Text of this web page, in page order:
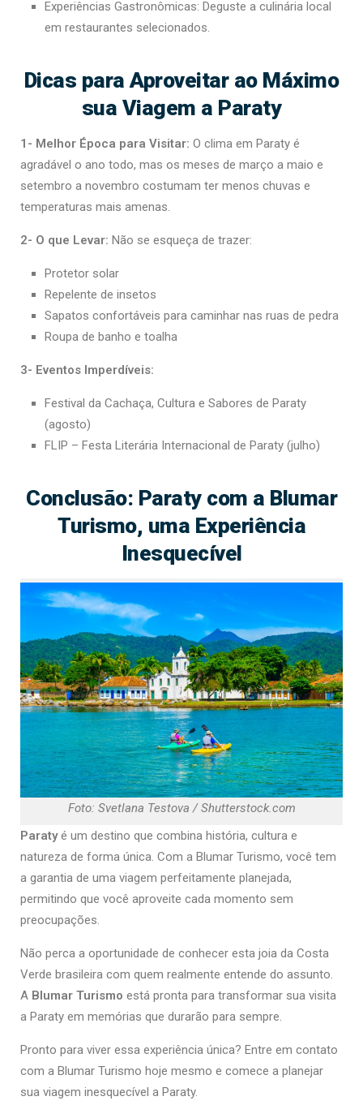
Experiências Gastronômicas: Deguste a culinária local
em restaurantes selecionados.
Dicas para Aproveitar ao Máximo
sua Viagem a Paraty
1- Melhor Época para Visitar: O clima em Paraty é
agradável o ano todo, mas os meses de março a maio e
setembro a novembro costumam ter menos chuvas e
temperaturas mais amenas.
2- O que Levar: Não se esqueça de trazer:
Protetor solar
Repelente de insetos
Sapatos confortáveis para caminhar nas ruas de pedra
Roupa de banho e toalha
3- Eventos Imperdíveis:
Festival da Cachaça, Cultura e Sabores de Paraty
(agosto)
FLIP – Festa Literária Internacional de Paraty (julho)
Conclusão: Paraty com a Blumar
Turismo, uma Experiência
Inesquecível
Foto: Svetlana Testova / Shutterstock.com
Paratyé um destino que combina história, cultura e
natureza de forma única. Com a Blumar Turismo, você tem
a garantia de uma viagem perfeitamente planejada,
permitindo que você aproveite cada momento sem
preocupações.
Não perca a oportunidade de conhecer esta joia da Costa
Verde brasileira com quem realmente entende do assunto.
A Blumar Turismo está pronta para transformar sua visita
a Paraty em memórias que durarão para sempre.
Pronto para viver essa experiência única? Entre em contato
com a Blumar Turismo hoje mesmo e comece a planejar
sua viagem inesquecível a Paraty.